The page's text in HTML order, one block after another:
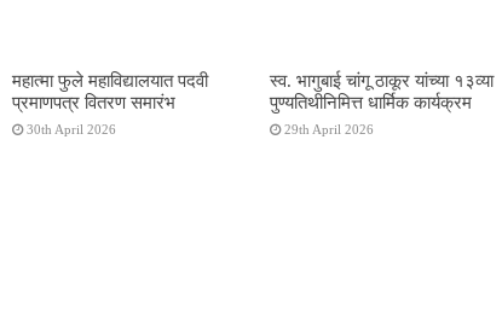
महात्मा फुले महाविद्यालयात पदवी
प्रमाणपत्र वितरण समारंभ
30th April 2026
स्व. भागुबाई चांगू ठाकूर यांच्या १३व्या
पुण्यतिथीनिमित्त धार्मिक कार्यक्रम
29th April 2026